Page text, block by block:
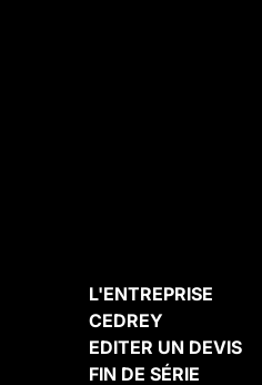
L'ENTREPRISE
CEDREY
EDITER UN DEVIS
FIN DE SÉRIE